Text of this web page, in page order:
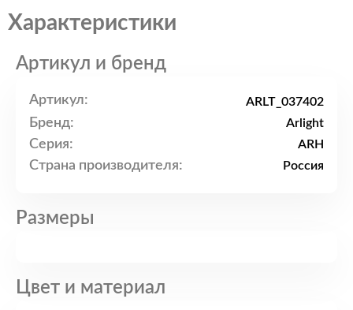
Характеристики
Артикул и бренд
Артикул: ARLT_037402
Бренд: Arlight
Серия: ARH
Страна производителя: Россия
Размеры
Цвет и материал